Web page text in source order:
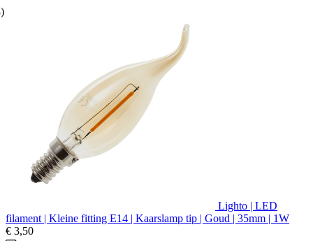
Lighto | LED
filament | Kleine fitting E14 | Kaarslamp tip | Goud | 35mm | 1W
€ 3,50